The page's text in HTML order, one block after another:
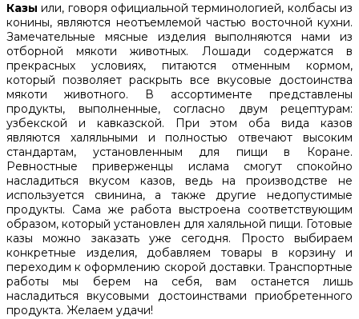
Казы или, говоря официальной терминологией, колбасы из
конины, являются неотъемлемой частью восточной кухни.
Замечательные мясные изделия выполняются нами из
отборной мякоти животных. Лошади содержатся в
прекрасных условиях, питаются отменным кормом,
который позволяет раскрыть все вкусовые достоинства
мякоти животного. В ассортименте представлены
продукты, выполненные, согласно двум рецептурам:
узбекской и кавказской. При этом оба вида казов
являются халяльными и полностью отвечают высоким
стандартам, установленным для пищи в Коране.
Ревностные приверженцы ислама смогут спокойно
насладиться вкусом казов, ведь на производстве не
используется свинина, а также другие недопустимые
продукты. Сама же работа выстроена соответствующим
образом, который установлен для халяльной пищи. Готовые
казы можно заказать уже сегодня. Просто выбираем
конкретные изделия, добавляем товары в корзину и
переходим к оформлению скорой доставки. Транспортные
работы мы берем на себя, вам останется лишь
насладиться вкусовыми достоинствами приобретенного
продукта. Желаем удачи!